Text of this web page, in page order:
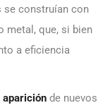
se construían con
metal, que, si bien
a eficiencia
aparición de nuevos